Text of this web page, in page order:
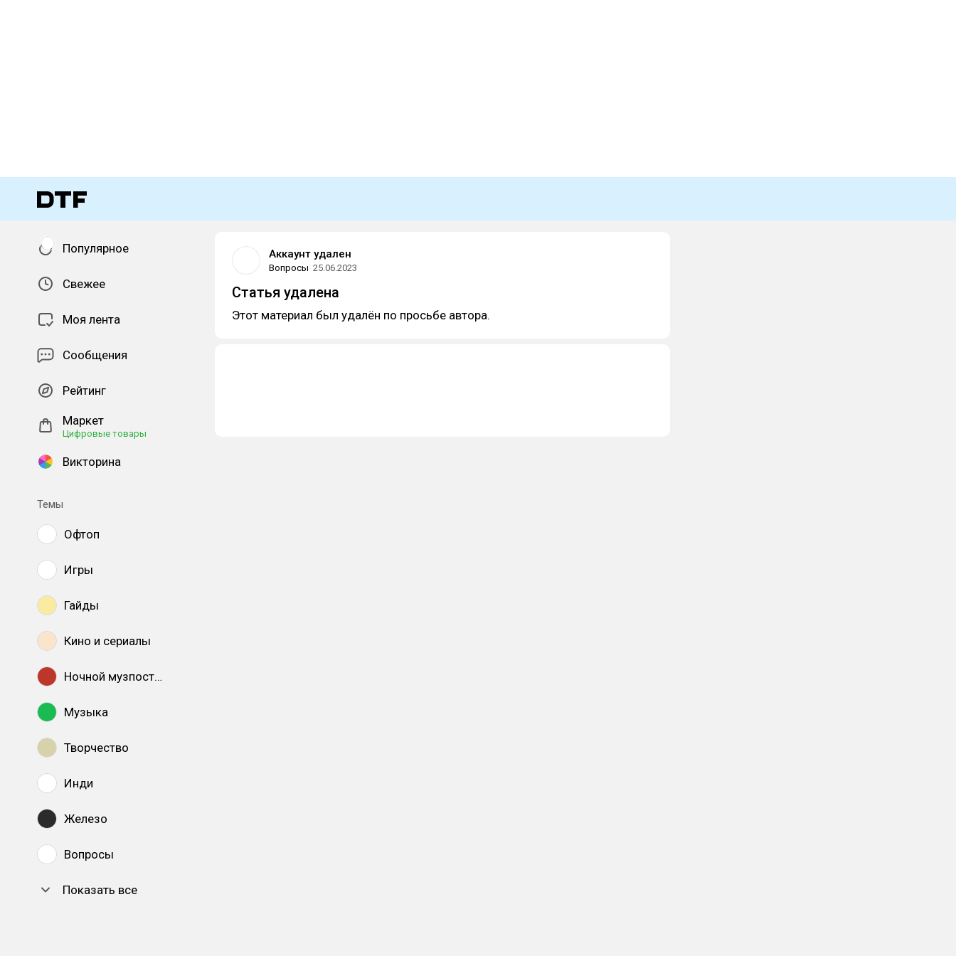
Популярное
Свежее
Моя лента
Сообщения
Рейтинг
Маркет
Цифровые товары
Викторина
Темы
Офтоп
Игры
Гайды
Кино и сериалы
Ночной музпостинг
Музыка
Творчество
Инди
Железо
Вопросы
Показать все
Аккаунт удален
Вопросы 25.06.2023
Статья удалена
Этот материал был удалён по просьбе автора.